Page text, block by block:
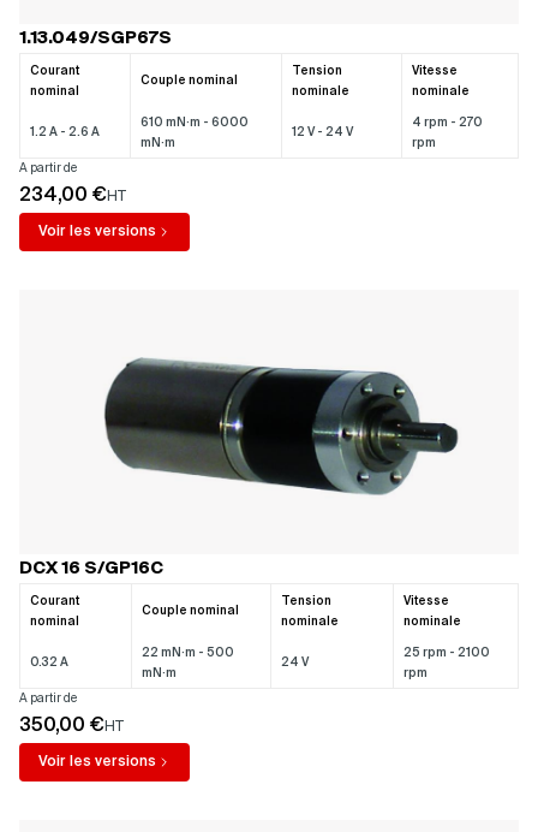
1.13.049/SGP67S
Courant
nominal
Couple nominal
Tension
nominale
Vitesse
nominale
1.2 A - 2.6 A
610 mN·m - 6000
mN·m
12 V - 24 V
4 rpm - 270
rpm
A partir de
234,00 €HT
Voir les versions
DCX 16 S/GP16C
Courant
nominal
Couple nominal
Tension
nominale
Vitesse
nominale
0.32 A
22 mN·m - 500
mN·m
24 V
25 rpm - 2100
rpm
A partir de
350,00 €HT
Voir les versions